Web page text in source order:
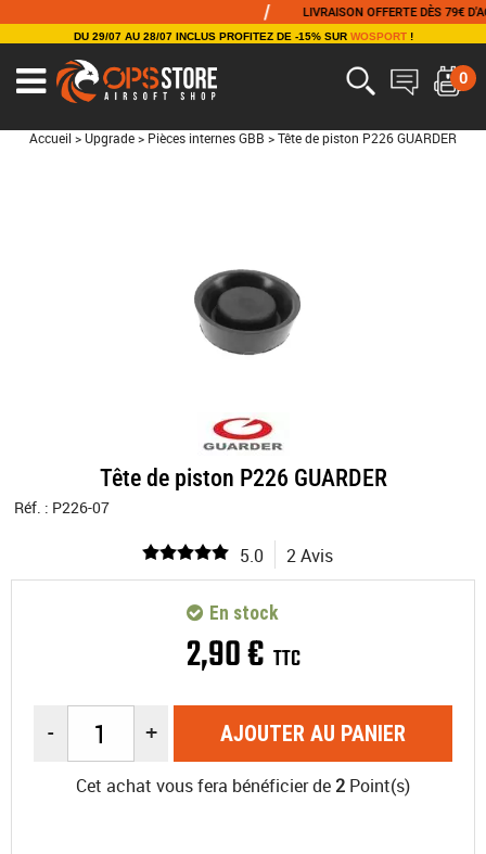
LIVRAISON OFFERTE DÈS 79€
DU 29/07 AU 28/07 INCLUS PROFITEZ DE -15% SUR WOSPORT!
0
Accueil > Upgrade > Pièces internes GBB > Tête de piston P226 GUARDER
Tête de piston P226 GUARDER
Réf. : P226-07
5.0 2 Avis
2,90€ TTC
En stock
- + AJOUTER AU PANIER
Cet achat vous fera bénéficier de 2 Point(s)